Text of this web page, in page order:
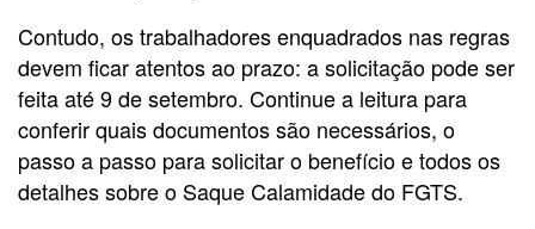
Contudo, os trabalhadores enquadrados nas regras
devem ficar atentos ao prazo: a solicitação pode ser
feita até 9 de setembro. Continue a leitura para
conferir quais documentos são necessários, o
passo a passo para solicitar o benefício e todos os
detalhes sobre o Saque Calamidade do FGTS.